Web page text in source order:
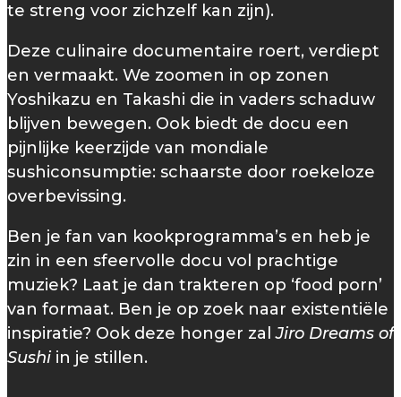
te streng voor zichzelf kan zijn).
Deze culinaire documentaire roert, verdiept
en vermaakt. We zoomen in op zonen
Yoshikazu en Takashi die in vaders schaduw
blijven bewegen. Ook biedt de docu een
pijnlijke keerzijde van mondiale
sushiconsumptie: schaarste door roekeloze
overbevissing.
Ben je fan van kookprogramma’s en heb je
zin in een sfeervolle docu vol prachtige
muziek? Laat je dan trakteren op ‘food porn’
van formaat. Ben je op zoek naar existentiële
inspiratie? Ook deze honger zalJiro Dreams of
Sushi in je stillen.